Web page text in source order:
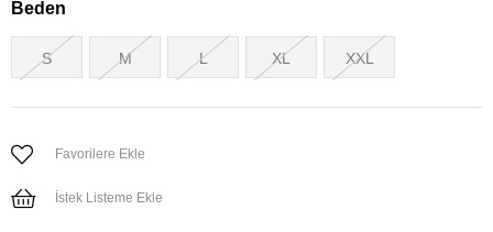
Beden
S M L XL XXL
Favorilere Ekle
İstek Listeme Ekle